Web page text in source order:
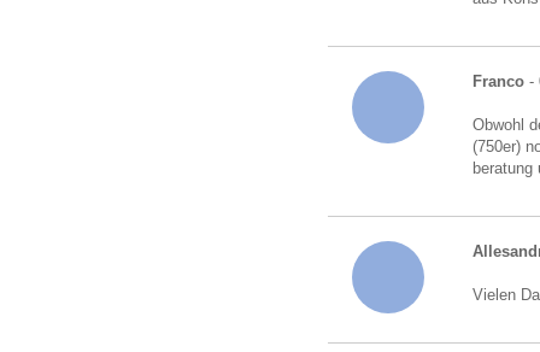
Franco -
Obwohl
(750er)
Vielen